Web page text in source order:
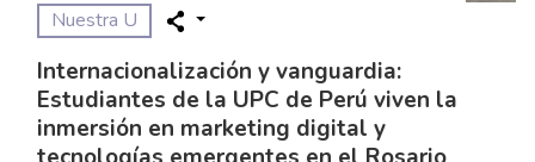
Nuestra U
Internacionalización y vanguardia:
Estudiantes de la UPC de Perú viven la
inmersión en marketing digital y